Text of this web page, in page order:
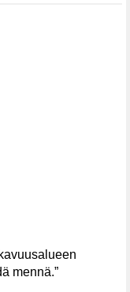
mennä.”